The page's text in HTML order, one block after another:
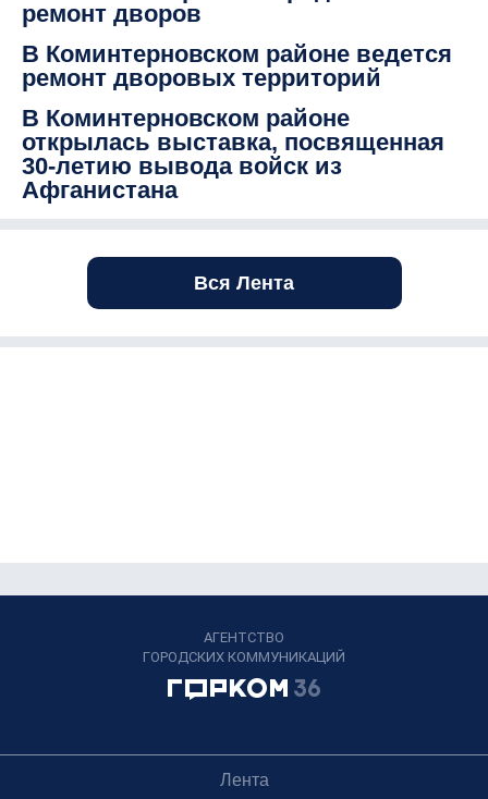
ремонт дворов
В Коминтерновском районе ведется
ремонт дворовых территорий
В Коминтерновском районе
открылась выставка, посвященная
30-летию вывода войск из
Афганистана
Вся Лента
АГЕНТСТВО
ГОРОДСКИХ КОММУНИКАЦИЙ
Лента